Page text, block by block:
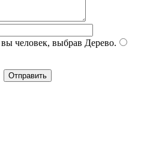
человек, выбрав Дерево.